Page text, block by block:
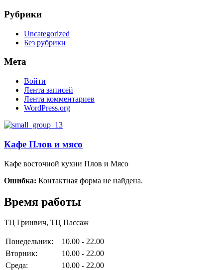
Рубрики
Uncategorized
Без рубрики
Мета
Войти
Лента записей
Лента комментариев
WordPress.org
Кафе Плов и мясо
Кафе восточной кухни Плов и Мясо
Ошибка: Контактная форма не найдена.
Время работы
ТЦ Гринвич, ТЦ Пассаж
Понедельник:
10.00 - 22.00
Вторник:
10.00 - 22.00
Среда:
10.00 - 22.00